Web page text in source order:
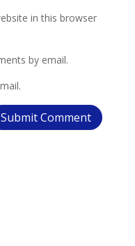
in this browser
by email.